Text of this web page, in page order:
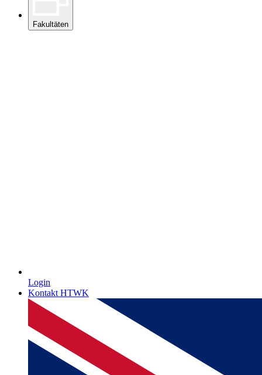
Fakultäten
Login
Kontakt HTWK